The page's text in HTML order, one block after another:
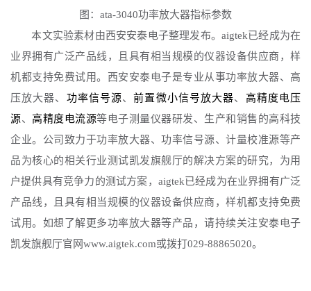
图： ata-3040功率放大器指标参数
本文实验素材由西安安泰电子整理发布。 aigtek已经成为在
业界拥有广泛产品线，且具有相当规模的仪器设备供应商，样
机都支持免费试用。 西安安泰电子是专业从事功率放大器、 高
压放大器、 功率信号源、前置微小信号放大器、 高精度电压
源、 高精度电流源等电子测量仪器研发、生产和销售的高科技
企业。 公司致力于功率放大器、功率信号源、计量校准源等产
品为核心的相关行业测试凯发旗舰厅的解决方案的研究，为用
户提供具有竞争力的测试方案，aigtek已经成为在业界拥有广泛
产品线，且具有相当规模的仪器设备供应商，样机都支持免费
试用。如想了解更多功率放大器等产品，请持续关注安泰电子
凯发旗舰厅官网www.aigtek.com或拨打029-88865020。